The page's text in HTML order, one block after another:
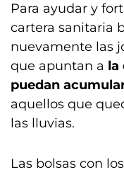
Para ayudar y
cartera sanitaria
nuevamente las
que apuntan a la
puedan
aquellos que
las lluvias.
Las bolsas con